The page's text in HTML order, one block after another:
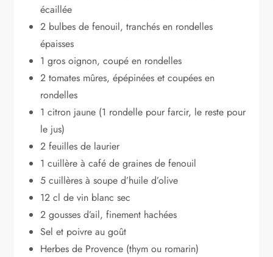
écaillée
2 bulbes de fenouil, tranchés en rondelles
épaisses
1 gros oignon, coupé en rondelles
2 tomates mûres, épépinées et coupées en
rondelles
1 citron jaune (1 rondelle pour farcir, le reste pour
le jus)
2 feuilles de laurier
1 cuillère à café de graines de fenouil
5 cuillères à soupe d’huile d’olive
12 cl de vin blanc sec
2 gousses d’ail, finement hachées
Sel et poivre au goût
Herbes de Provence (thym ou romarin)